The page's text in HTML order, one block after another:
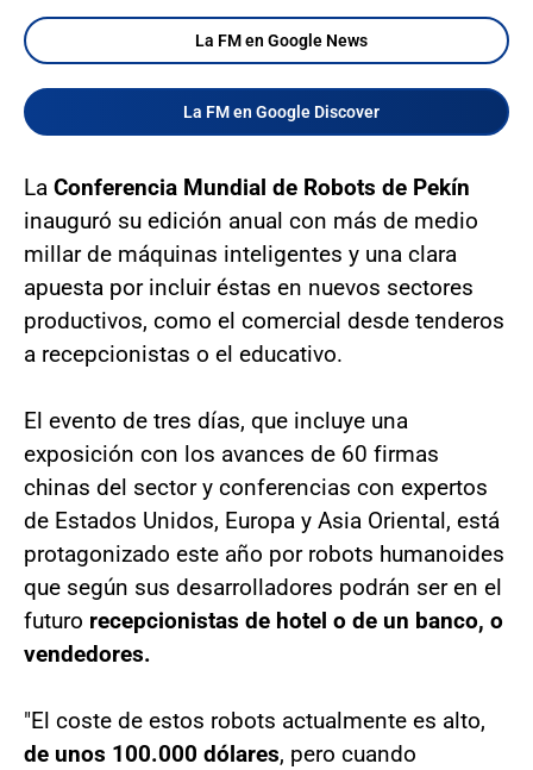
La FM en Google News
La FM en Google Discover
La Conferencia Mundial de Robots de Pekín
inauguró su edición anual con más de medio
millar de máquinas inteligentes y una clara
apuesta por incluir éstas en nuevos sectores
productivos, como el comercial desde tenderos
a recepcionistas o el educativo.
El evento de tres días, que incluye una
exposición con los avances de 60 firmas
chinas del sector y conferencias con expertos
de Estados Unidos, Europa y Asia Oriental, está
protagonizado este año por robots humanoides
que según sus desarrolladores podrán ser en el
futuro recepcionistas de hotel o de un banco, o
vendedores.
"El coste de estos robots actualmente es alto,
de unos 100.000 dólares, pero cuando